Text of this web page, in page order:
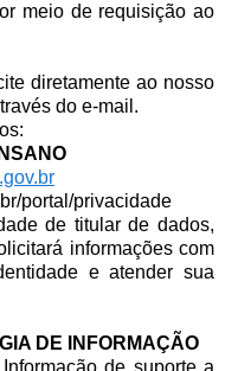
meio de requisição ao
diretamente ao nosso
do e-mail.
portal/privacidade
de titular de dados,
informações com
e atender sua
DE INFORMAÇÃO